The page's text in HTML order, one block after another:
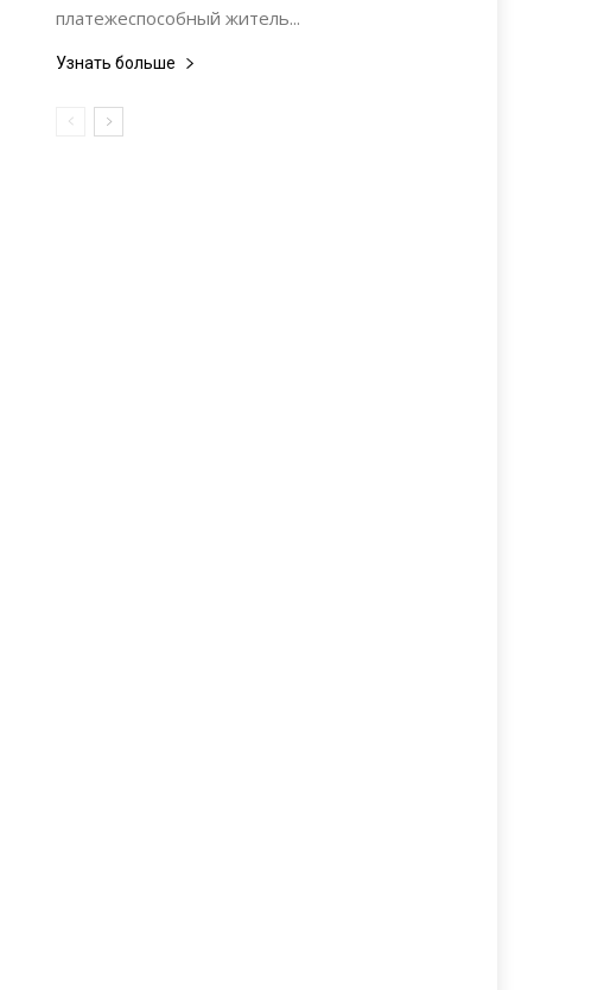
платежеспособный житель...
Узнать больше